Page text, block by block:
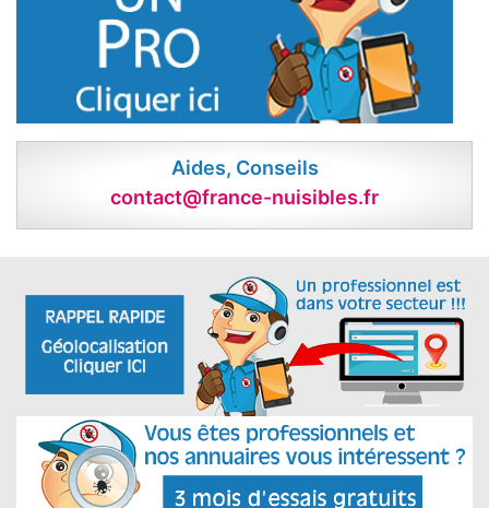
Aides, Conseils
contact@france-nuisibles.fr